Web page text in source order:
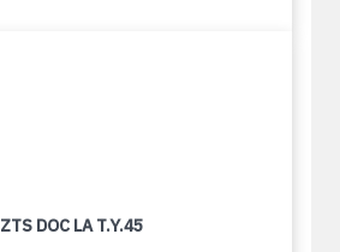
ZTS DOC LA T.Y.45